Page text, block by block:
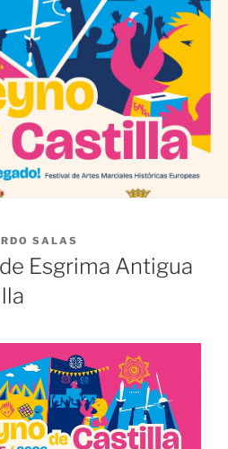
SALAS
Esgrima Antigua